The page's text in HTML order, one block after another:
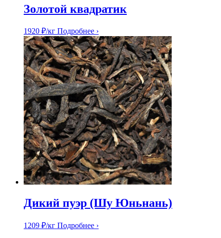
Золотой квадратик
1920 ₽/кг Подробнее ›
Дикий пуэр (Шу Юньнань)
1209 ₽/кг Подробнее ›